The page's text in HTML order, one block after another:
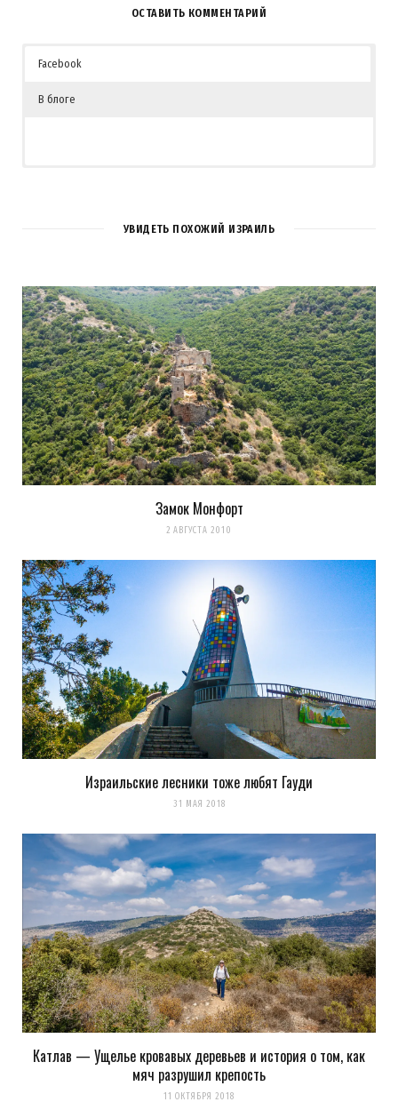
ОСТАВИТЬ КОММЕНТАРИЙ
Facebook
В блоге
Сохранить моё имя, email и адрес сайта в этом браузере для
Уведомить меня о новых комментариях по email.
Уведомлять меня о новых записях почтой.
Оповещать о новых
комментариях. А можно простоподписаться на комментарии
УВИДЕТЬ ПОХОЖИЙ ИЗРАИЛЬ
Замок Монфорт
2 АВГУСТА 2010
Израильские лесники тоже любят Гауди
31 МАЯ 2018
Катлав — Ущелье кровавых деревьев и история о том, как
мяч разрушил крепость
11 ОКТЯБРЯ 2018